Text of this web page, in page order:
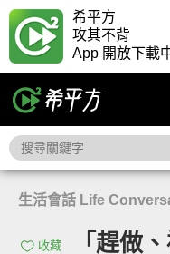
希平方
攻其不背
App 開放下載
生活會話 Life
收藏
「趕做